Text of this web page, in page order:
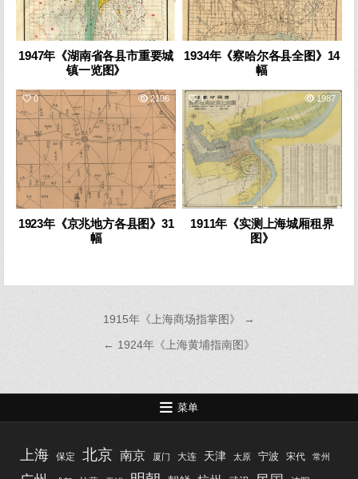
1947年《湖南省各县市重要城
镇一览图》
1934年《察哈尔各县全图》14
幅
0 2106
1923年《京兆地方各县图》31
幅
1 1987
1911年《实测上海城厢租界
图》
航
1915年《上海商场指掌图》 →
← 1924年《上海黄埔指南图》
菜单
上海 保定 北京 南京 厦门 大连 天津 太原 宁波 宋代 常州